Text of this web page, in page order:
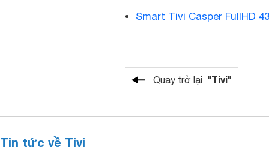
Smart Tivi Casper FullHD
Quay trở lại "Tivi"
Tin tức về Tivi